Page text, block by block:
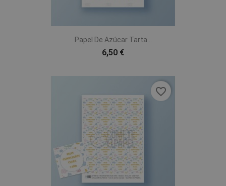
Papel De Azúcar Tarta...
6,50 €
favorite_border